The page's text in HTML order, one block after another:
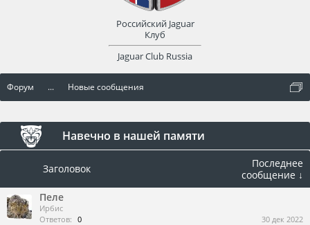
Форум ... Новые сообщения
Навечно в нашей памяти
Заголовок
Последнее
сообщение ↓
Пеле
Ирбис
Ответов: 0 30 дек 2022
Российский Jaguar
Клуб
Jaguar Club Russia
оват